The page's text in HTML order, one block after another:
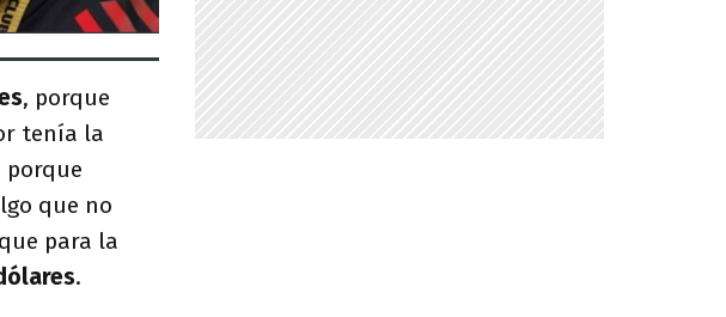
, porque
tenía la
porque
que no
para la
.